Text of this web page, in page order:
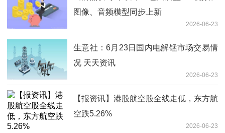
图像、音频模型同步上新
2026-06-23
生意社：6月23日国内电解锰市场交易情
况 天天资讯
2026-06-23
【报资讯】港股航空股全线走低，东方航
空跌5.26%
2026-06-23